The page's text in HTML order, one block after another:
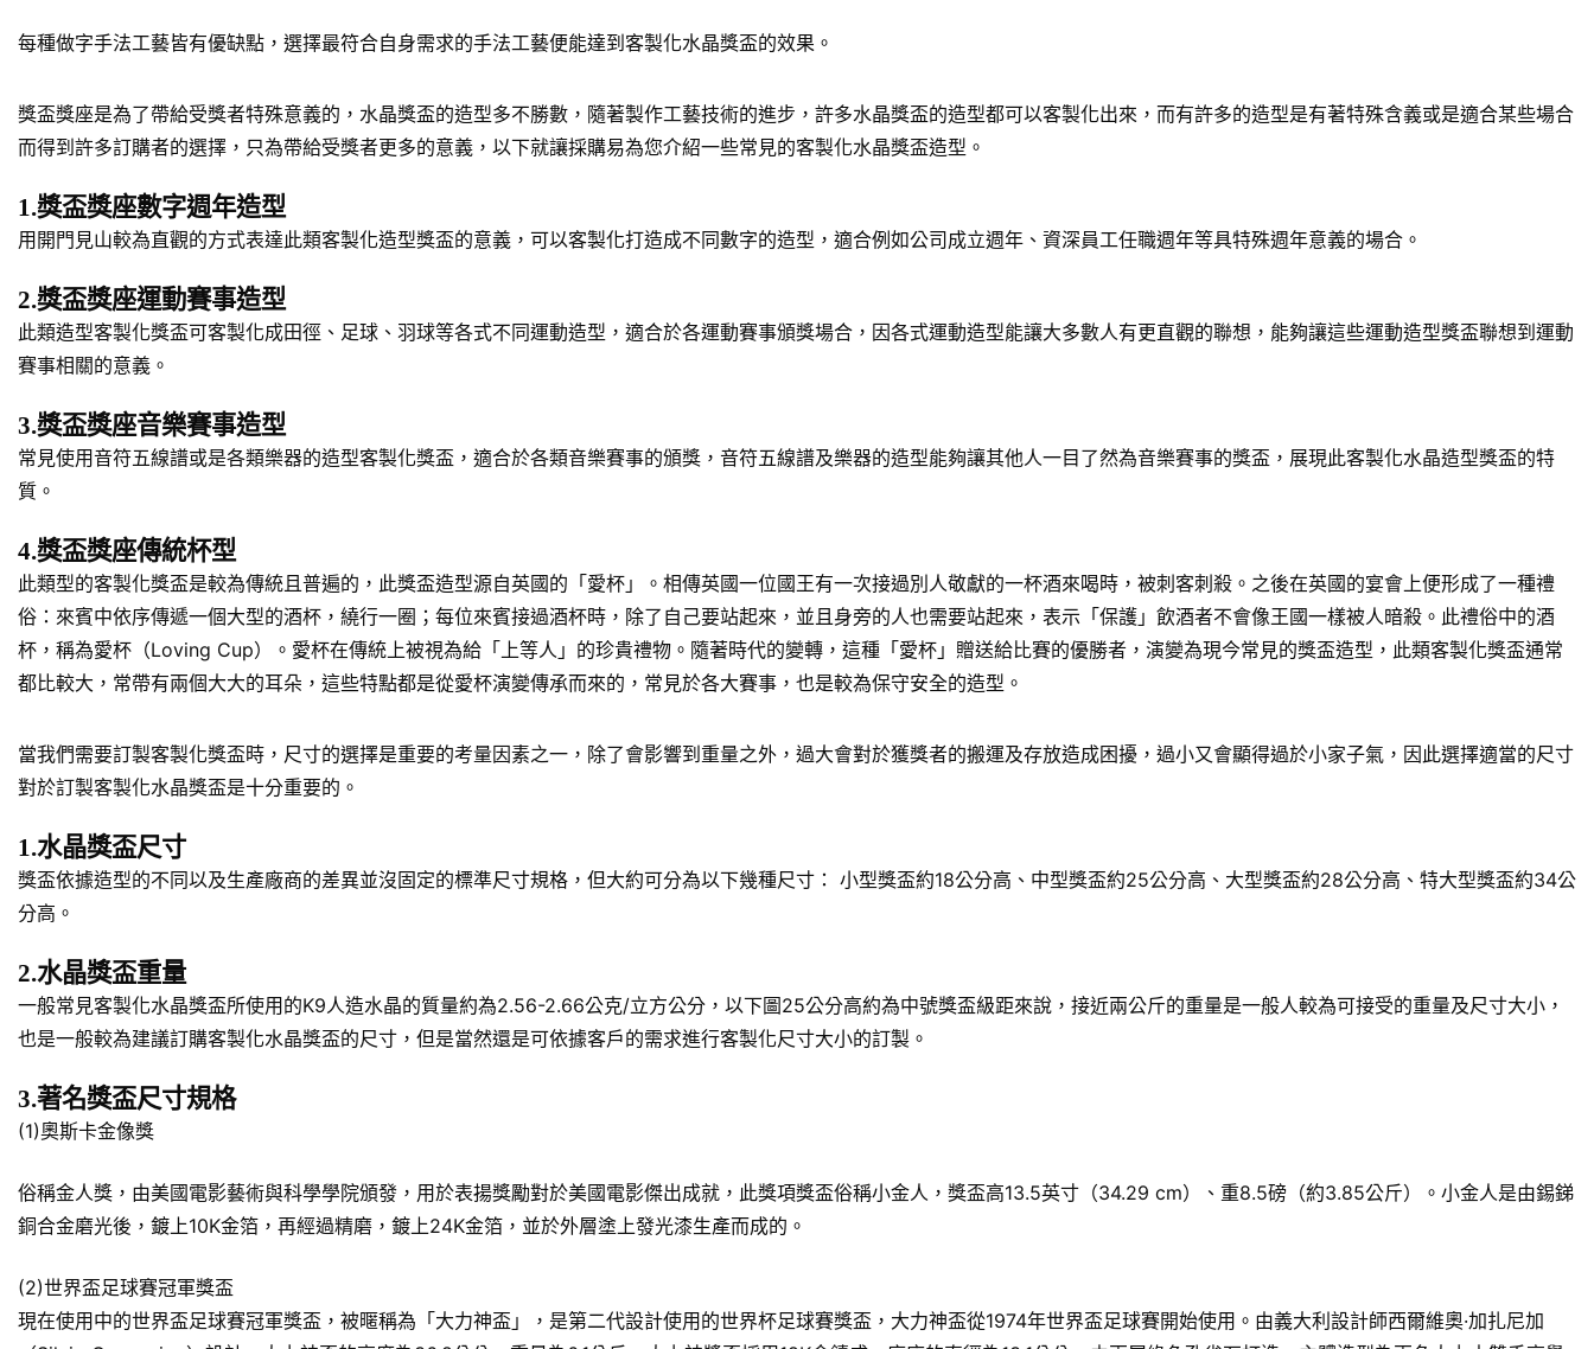
每種做字手法工藝皆有優缺點，選擇最符合自身需求的手法工藝便能達到客製化水晶獎盃的效果。
獎盃獎座是為了帶給受獎者特殊意義的，水晶獎盃的造型多不勝數，隨著製作工藝技術的進步，許多水晶獎盃的造型都可以客製化出來，而有許多的造型是有著特殊含義或是適合某些場合
而得到許多訂購者的選擇，只為帶給受獎者更多的意義，以下就讓採購易為您介紹一些常見的客製化水晶獎盃造型。
1.獎盃獎座數字週年造型
用開門見山較為直觀的方式表達此類客製化造型獎盃的意義，可以客製化打造成不同數字的造型，適合例如公司成立週年、資深員工任職週年等具特殊週年意義的場合。
2.獎盃獎座運動賽事造型
此類造型客製化獎盃可客製化成田徑、足球、羽球等各式不同運動造型，適合於各運動賽事頒獎場合，因各式運動造型能讓大多數人有更直觀的聯想，能夠讓這些運動造型獎盃聯想到運動
賽事相關的意義。
3.獎盃獎座音樂賽事造型
常見使用音符五線譜或是各類樂器的造型客製化獎盃，適合於各類音樂賽事的頒獎，音符五線譜及樂器的造型能夠讓其他人一目了然為音樂賽事的獎盃，展現此客製化水晶造型獎盃的特
質。
4.獎盃獎座傳統杯型
此類型的客製化獎盃是較為傳統且普遍的，此獎盃造型源自英國的「愛杯」。相傳英國一位國王有一次接過別人敬獻的一杯酒來喝時，被刺客刺殺。之後在英國的宴會上便形成了一種禮
俗：來賓中依序傳遞一個大型的酒杯，繞行一圈；每位來賓接過酒杯時，除了自己要站起來，並且身旁的人也需要站起來，表示「保護」飲酒者不會像王國一樣被人暗殺。此禮俗中的酒
杯，稱為愛杯（Loving Cup）。愛杯在傳統上被視為給「上等人」的珍貴禮物。隨著時代的變轉，這種「愛杯」贈送給比賽的優勝者，演變為現今常見的獎盃造型，此類客製化獎盃通常
都比較大，常帶有兩個大大的耳朵，這些特點都是從愛杯演變傳承而來的，常見於各大賽事，也是較為保守安全的造型。
當我們需要訂製客製化獎盃時，尺寸的選擇是重要的考量因素之一，除了會影響到重量之外，過大會對於獲獎者的搬運及存放造成困擾，過小又會顯得過於小家子氣，因此選擇適當的尺寸
對於訂製客製化水晶獎盃是十分重要的。
1.水晶獎盃尺寸
獎盃依據造型的不同以及生產廠商的差異並沒固定的標準尺寸規格，但大約可分為以下幾種尺寸： 小型獎盃約18公分高、中型獎盃約25公分高、大型獎盃約28公分高、特大型獎盃約34公
分高。
2.水晶獎盃重量
一般常見客製化水晶獎盃所使用的K9人造水晶的質量約為2.56-2.66公克/立方公分，以下圖25公分高約為中號獎盃級距來說，接近兩公斤的重量是一般人較為可接受的重量及尺寸大小，
也是一般較為建議訂購客製化水晶獎盃的尺寸，但是當然還是可依據客戶的需求進行客製化尺寸大小的訂製。
3.著名獎盃尺寸規格
(1)奧斯卡金像獎
俗稱金人獎，由美國電影藝術與科學學院頒發，用於表揚獎勵對於美國電影傑出成就，此獎項獎盃俗稱小金人，獎盃高13.5英寸（34.29 cm）、重8.5磅（約3.85公斤）。小金人是由錫銻
銅合金磨光後，鍍上10K金箔，再經過精磨，鍍上24K金箔，並於外層塗上發光漆生產而成的。
(2)世界盃足球賽冠軍獎盃
現在使用中的世界盃足球賽冠軍獎盃，被暱稱為「大力神盃」，是第二代設計使用的世界杯足球賽獎盃，大力神盃從1974年世界盃足球賽開始使用。由義大利設計師西爾維奧·加扎尼加